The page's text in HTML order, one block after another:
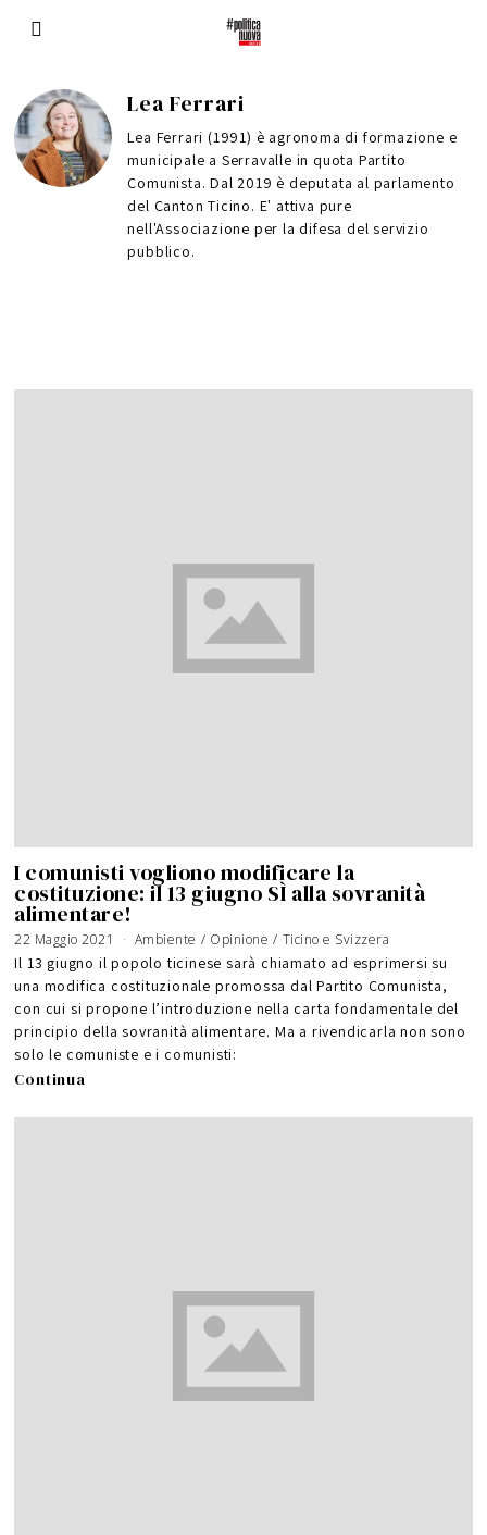
Lea Ferrari
Lea Ferrari (1991) è agronoma di formazione e
municipale a Serravalle in quota Partito
Comunista. Dal 2019 è deputata al parlamento
del Canton Ticino. E' attiva pure
nell'Associazione per la difesa del servizio
pubblico.
I comunisti vogliono modificare la
costituzione: il 13 giugno SÌ alla sovranità
alimentare!
22 Maggio 2021
G
i
g
o
2
0
2
1
Ambiente / Opinione / Ticino e Svizzera
Il 13 giugno il popolo ticinese sarà chiamato ad esprimersi su
una modifica costituzionale promossa dal Partito Comunista,
con cui si propone l’introduzione nella carta fondamentale del
principio della sovranità alimentare. Ma a rivendicarla non sono
solo le comuniste e i comunisti:
Continua